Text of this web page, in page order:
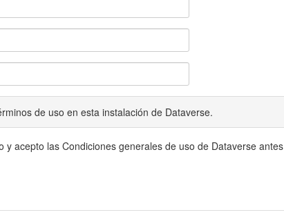
de uso en esta instalación de Dataverse.
y acepto las Condiciones generales de uso de Dataverse